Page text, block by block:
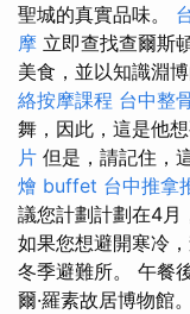
聖城的真實品味。
摩 立即查找查爾斯
美食，並以知識淵
絡按摩課程 台中整
舞，因此，這是他
片 但是，請記住，
燴 buffet 台中推拿
議您計劃計劃在4月
如果您想避開寒冷
冬季避難所。 午餐
爾·羅素故居博物館。